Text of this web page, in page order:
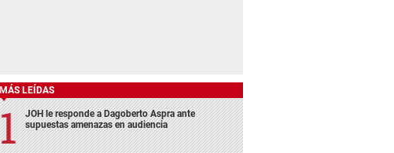
MÁS LEÍDAS
JOH le responde a Dagoberto Aspra ante
supuestas amenazas en audiencia